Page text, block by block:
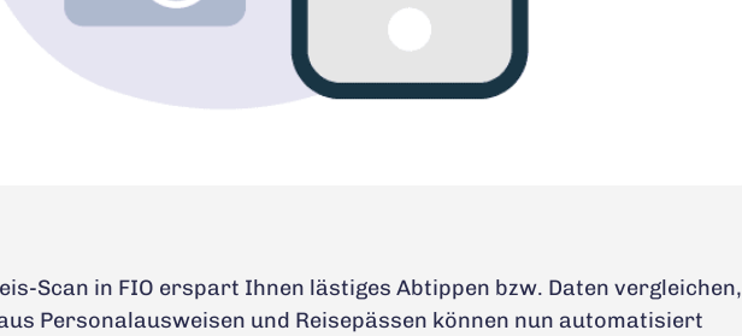
Scan in FIO erspart Ihnen lästiges Abtippen bzw. Daten vergleichen,
Personalausweisen und Reisepässen können nun automatisiert